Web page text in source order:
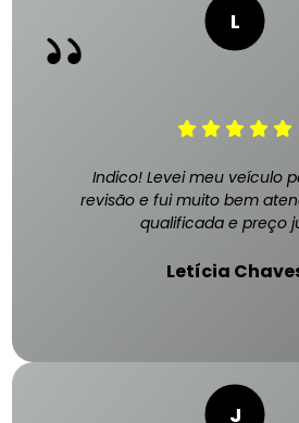
Indico! Levei meu veículo
revisão e fui muito bem
qualificada e preço
Letícia